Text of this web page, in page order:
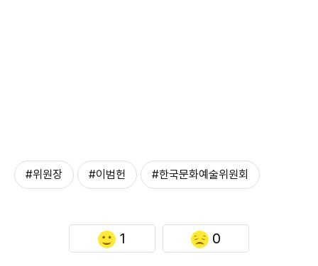
#위원장 #이범헌 #한국문화예술위원회
1 0